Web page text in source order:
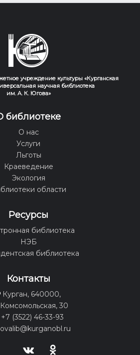
учреждение культуры «Курганская
научная библиотека
им. А. К. Югова»
библиотеке
О нас
Услуги
Льготы
Краеведение
Экология
области
Ресурсы
библиотека
НЭБ
библиотека
Контакты
Курган, 640000,
30
+7 (3522) 46-33-93